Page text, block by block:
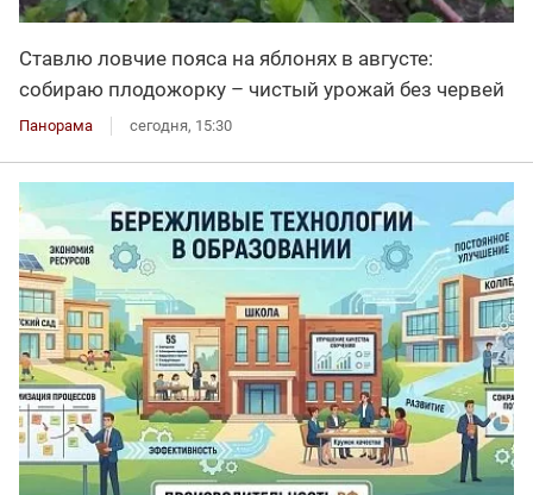
Ставлю ловчие пояса на яблонях в августе:
собираю плодожорку – чистый урожай без червей
Панорама сегодня, 15:30